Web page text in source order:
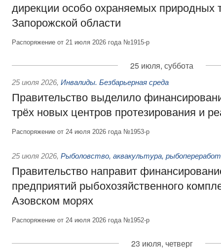
дирекции особо охраняемых природных
Запорожской области
Распоряжение от 21 июля 2026 года №1915-р
25 июля, суббота
25 июля 2026, Инвалиды. Безбарьерная среда
Правительство выделило
трёх новых центров протезирования и
Распоряжение от 24 июля 2026 года №1953-р
25 июля 2026, Рыболовство, аквакультура,
Правительство направит
предприятий рыбохозяйственного
Азовском морях
Распоряжение от 24 июля 2026 года №1952-р
23 июля, четверг